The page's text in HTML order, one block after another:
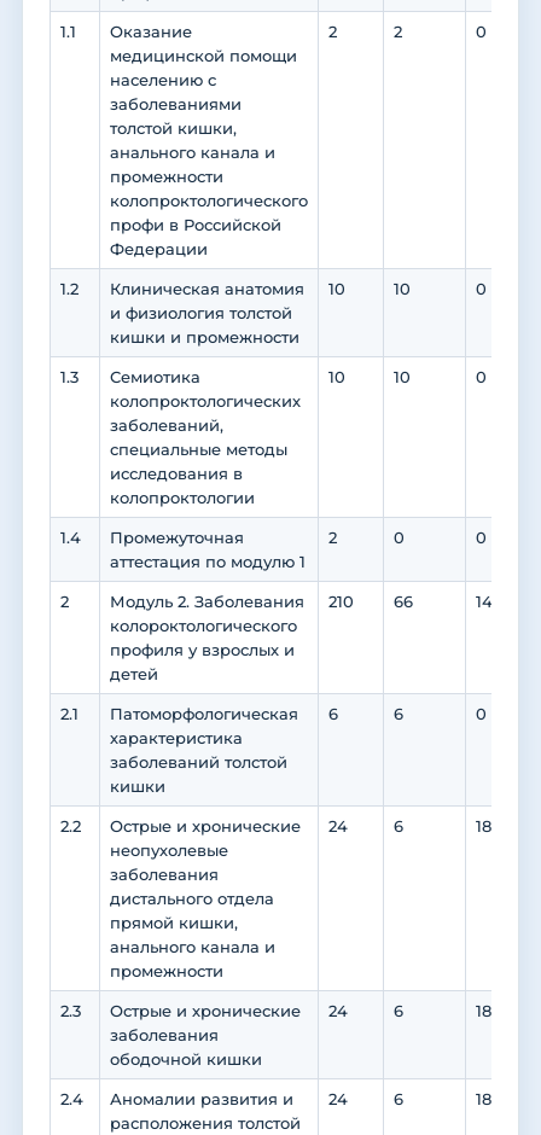
1.1
Оказание
медицинской помощи
населению с
заболеваниями
толстой кишки,
анального канала и
промежности
колопроктологического
профи в Российской
Федерации
2 2 0
1.2
Клиническая анатомия
и физиология толстой
кишки и промежности
10 10 0
1.3
Семиотика
колопроктологических
заболеваний,
специальные методы
исследования в
колопроктологии
10 10 0
1.4
Промежуточная
аттестация по модулю 1
2 0 0
2
Модуль 2. Заболевания
колороктологического
профиля у взрослых и
детей
210 66 142
2.1
Патоморфологическая
характеристика
заболеваний толстой
кишки
6 6 0
2.2
Острые и хронические
неопухолевые
заболевания
дистального отдела
прямой кишки,
анального канала и
промежности
24 6 18
2.3
Острые и хронические
заболевания
ободочной кишки
24 6 18
2.4
Аномалии развития и
расположения толстой
24 6 18